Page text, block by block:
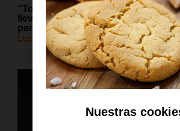
“Todos Conectados”, de la
lleva la capacitación digital a más de
personas de toda España
Leer más
Nuestras